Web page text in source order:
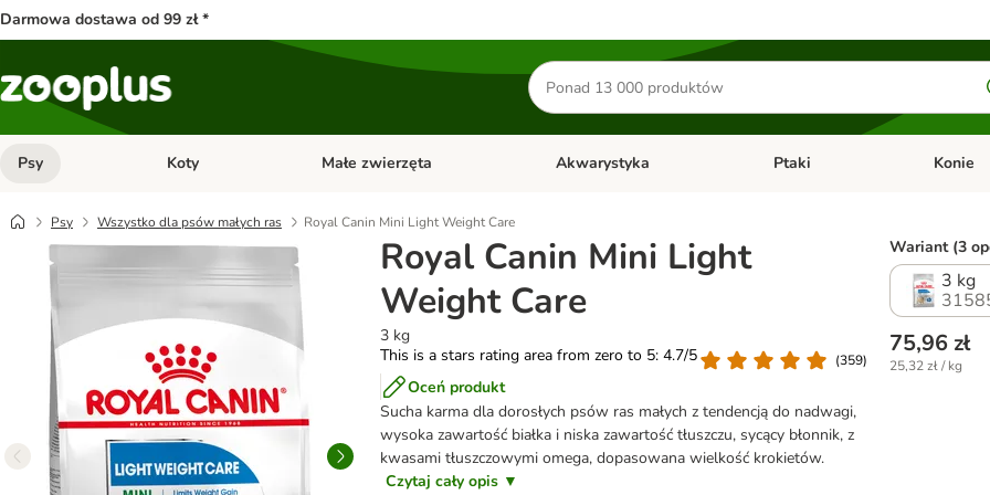
Darmowa dostawa od 99 zł *
Szukaj
produktów
Psy Otwórz menu kategorii: Psy
Koty Otwórz menu kategorii: Koty
Małe zwierzęta Otwórz menu kategorii: Małe zwierzęta
Akwarystyka Otwórz menu kategorii:
Ptaki Otwórz
Konie
Psy Wszystko dla psów małych ras Royal Canin Mini Light Weight Care
Royal Canin Mini Light
Weight Care
3 kg
This is a stars rating area from zero to 5: 4.7/5
(359)
Oceń produkt
Sucha karma dla dorosłych psów ras małych z tendencją do nadwagi,
wysoka zawartość białka i niska zawartość tłuszczu, sycący błonnik, z
kwasami tłuszczowymi omega, dopasowana wielkość krokietów.
Czytaj cały opis ▼
Wariant (3
3 kg
75,96 zł
25,32 zł / kg